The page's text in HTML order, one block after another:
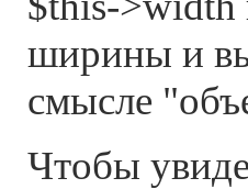
ширины и
смысле
Чтобы